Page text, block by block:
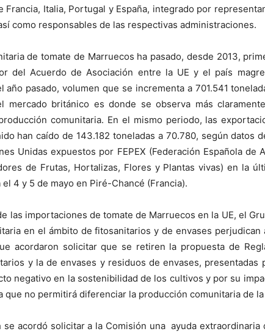
Francia, Italia, Portugal y España, integrado por
como responsables de las respectivas administraciones.
de tomate de Marruecos ha pasado, desde 2013,
del Acuerdo de Asociación entre la UE y el país
año pasado, volumen que se incrementa a 701.541
mercado británico es donde se observa más
comunitaria. En el mismo periodo, las
han caído de 143.182 toneladas a 70.780, según datos
Unidas expuestos por FEPEX (Federación Española de
de Frutas, Hortalizas, Flores y Plantas vivas) en la
4 y 5 de mayo en Piré-Chancé (Francia).
las importaciones de tomate de Marruecos en la UE, el
en el ámbito de fitosanitarios y de envases perjudican
acordaron solicitar que se retiren la propuesta de
y la de envases y residuos de envases, presentadas
negativo en la sostenibilidad de los cultivos y por su
que no permitirá diferenciar la producción comunitaria de
se acordó solicitar a la Comisión una ayuda extraordinaria